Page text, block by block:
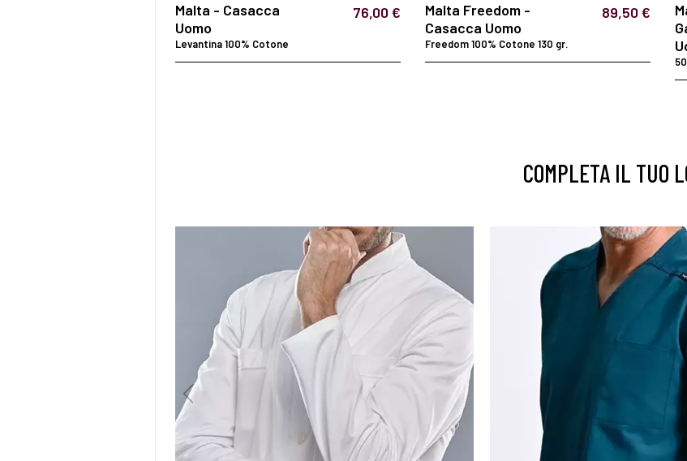
Malta - Casacca
Uomo
76,00 €
Levantina 100% Cotone
Malta Freedom -
Casacca Uomo
89,50 €
Freedom 100% Cotone 130 gr.
COMPLETA IL TUO